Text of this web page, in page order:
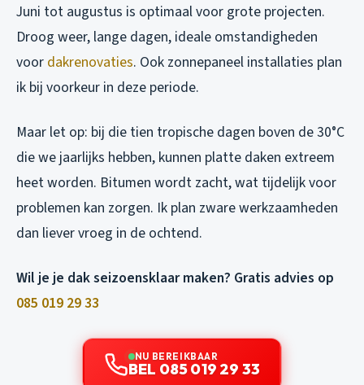
Juni tot augustus is optimaal voor grote projecten.
Droog weer, lange dagen, ideale omstandigheden
voor dakrenovaties. Ook zonnepaneel installaties plan
ik bij voorkeur in deze periode.
Maar let op: bij die tien tropische dagen boven de 30°C
die we jaarlijks hebben, kunnen platte daken extreem
heet worden. Bitumen wordt zacht, wat tijdelijk voor
problemen kan zorgen. Ik plan zware werkzaamheden
dan liever vroeg in de ochtend.
Wil je je dak seizoensklaar maken? Gratis advies op
085 019 29 33
NU BEREIKBAAR
BEL 085 019 29 33